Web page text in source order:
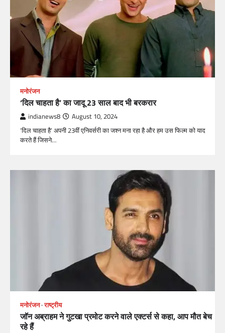
मनोरंजन
‘दिल चाहता है’ का जादू 23 साल बाद भी बरकरार
indianews8 August 10, 2024
‘दिल चाहता है’ अपनी 23वीं एनिवर्सरी का जश्न मना रहा है और हम उस फिल्म को याद
करते हैं जिसने…
मनोरंजन राष्ट्रीय
जॉन अब्राहम ने गुटखा प्रमोट करने वाले एक्टर्स से कहा, आप मौत बेच
रहे हैं